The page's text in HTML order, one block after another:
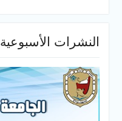
النشرات الأسبوعية